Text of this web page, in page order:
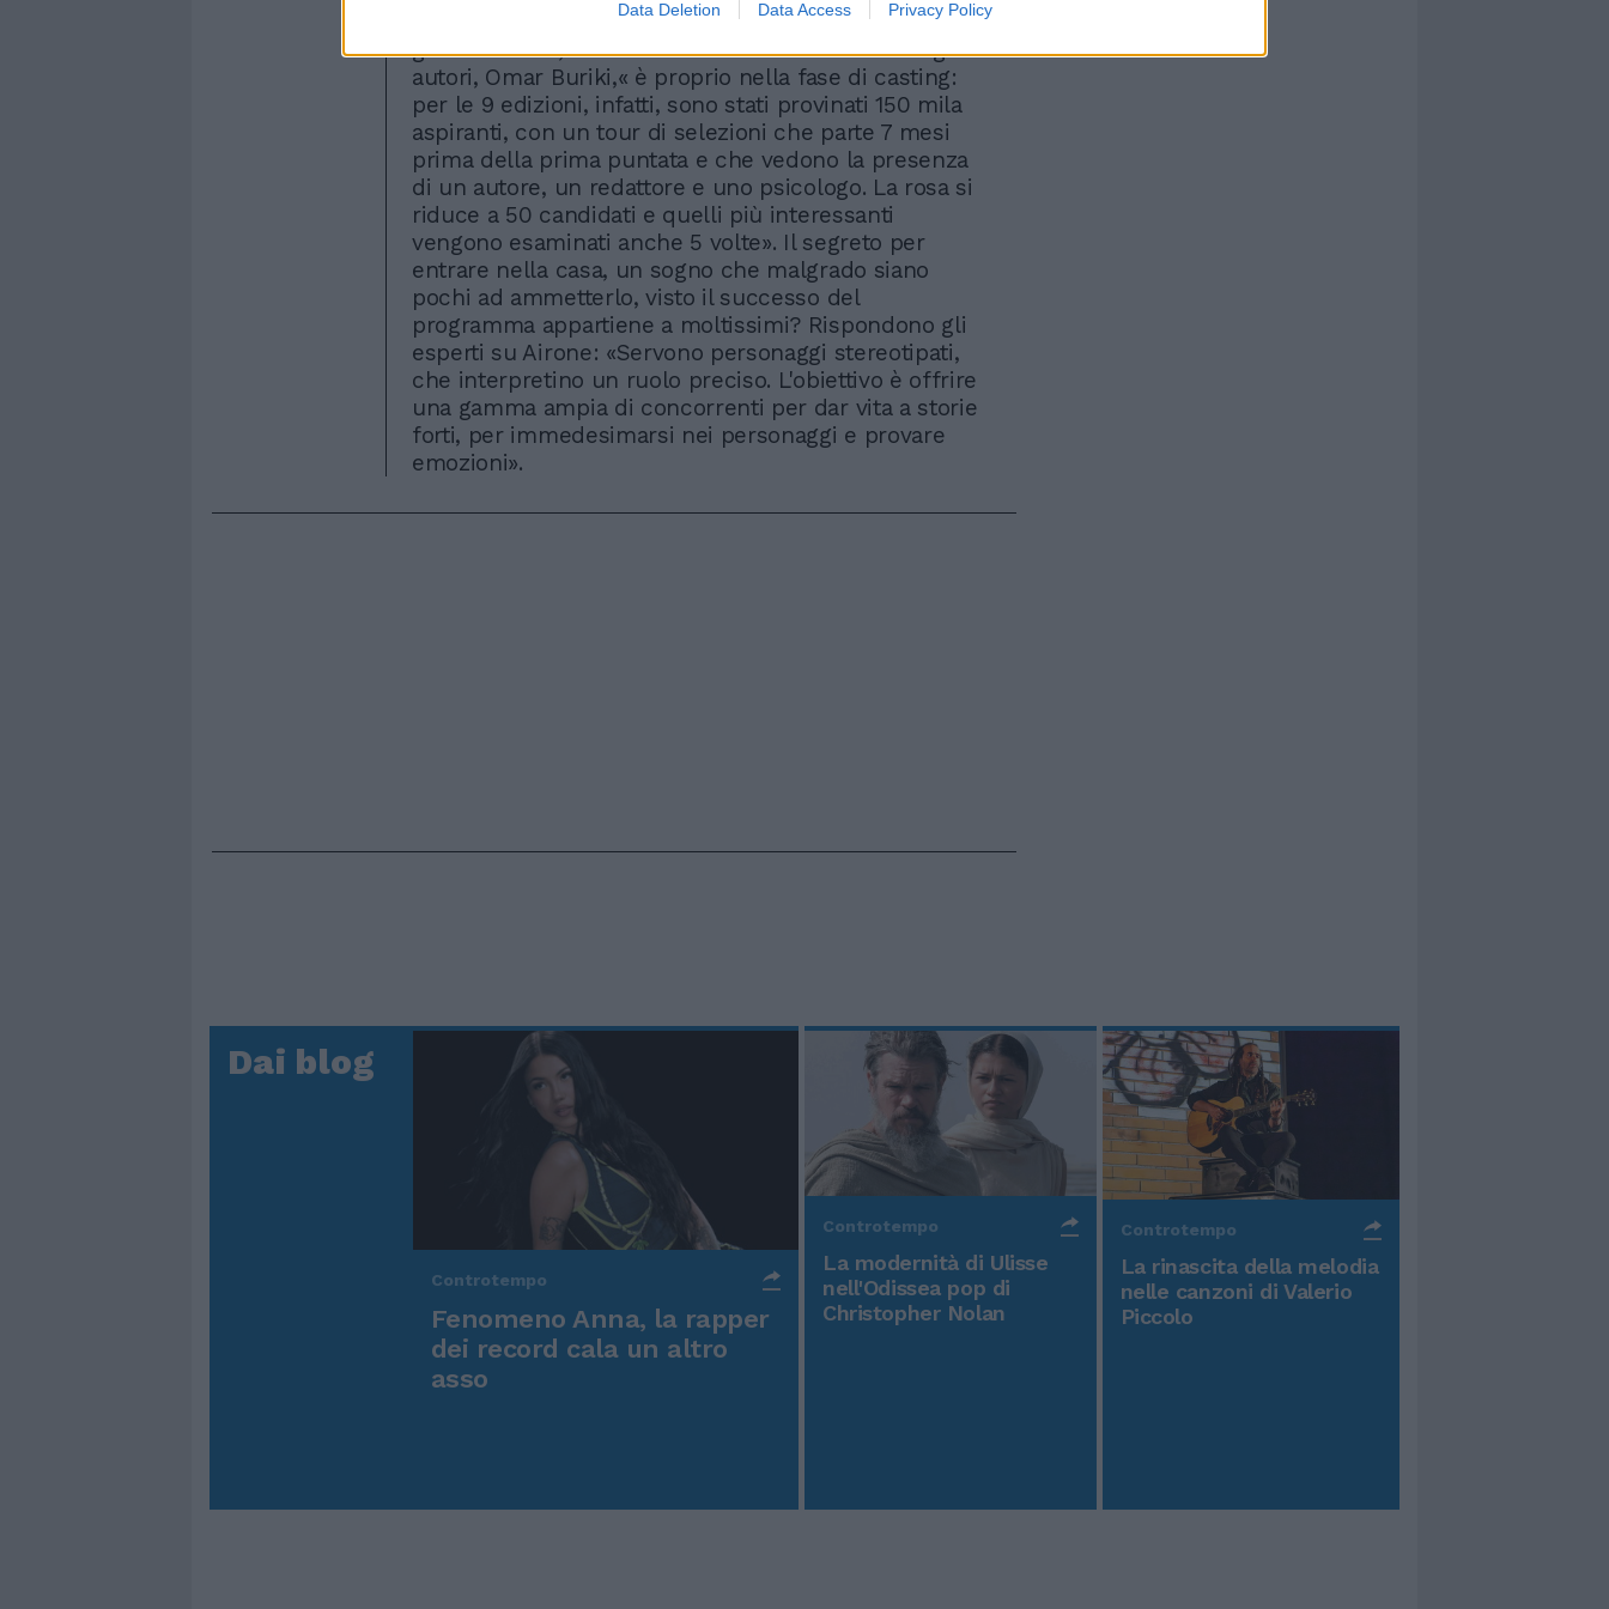
Data Deletion Data Access Privacy Policy
cameraman e 9 tecnici, divisi su tre turni. Ma il
grande lavoro, come ha svelato ad Airone uno degli
autori, Omar Buriki,« è proprio nella fase di casting:
per le 9 edizioni, infatti, sono stati provinati 150 mila
aspiranti, con un tour di selezioni che parte 7 mesi
prima della prima puntata e che vedono la presenza
di un autore, un redattore e uno psicologo. La rosa si
riduce a 50 candidati e quelli più interessanti
vengono esaminati anche 5 volte». Il segreto per
entrare nella casa, un sogno che malgrado siano
pochi ad ammetterlo, visto il successo del
programma appartiene a moltissimi? Rispondono gli
esperti su Airone: «Servono personaggi stereotipati,
che interpretino un ruolo preciso. L'obiettivo è offrire
una gamma ampia di concorrenti per dar vita a storie
forti, per immedesimarsi nei personaggi e provare
emozioni».
Dai blog
Controtempo
Fenomeno Anna, la rapper
dei record cala un altro
asso
Controtempo
La modernità di Ulisse
nell'Odissea pop di
Christopher Nolan
Controtempo
La rinascita della melodia
nelle canzoni di Valerio
Piccolo